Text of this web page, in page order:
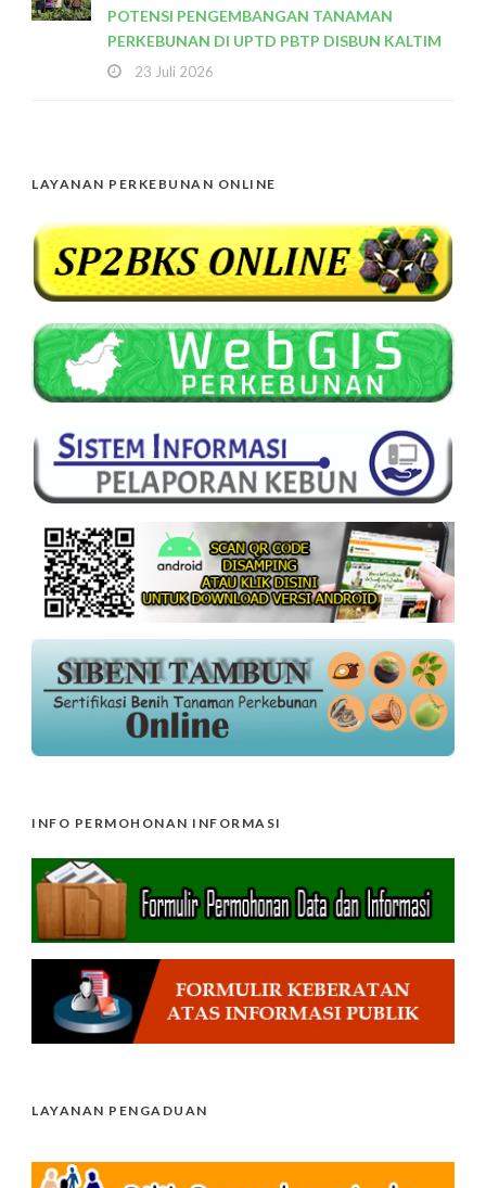
POTENSI PENGEMBANGAN TANAMAN
PERKEBUNAN DI UPTD PBTP DISBUN KALTIM
23 Juli 2026
LAYANAN PERKEBUNAN ONLINE
INFO PERMOHONAN INFORMASI
LAYANAN PENGADUAN